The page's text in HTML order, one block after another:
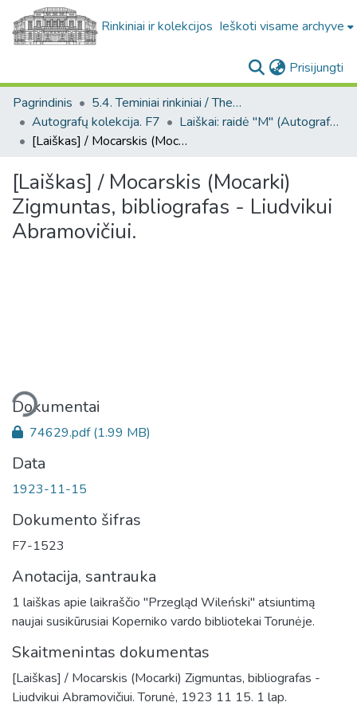
Rinkiniai ir kolekcijos Ieškoti visame archyve
Prisijungti
Pagrindinis
5.4. Teminiai rinkiniai / Thematic collections
Autografų kolekcija. F7
Laiškai: raidė "M" (Autografų kolekcija. F7)
[Laiškas] / Mocarskis (Mocarki) Zigmuntas, bibliografas - Liudvikui Abramovičiui.
[Laiškas] / Mocarskis (Mocarki)
Zigmuntas, bibliografas - Liudvikui
Abramovičiui.
Dokumentai
74629.pdf(1.99 MB)
Data
1923-11-15
Dokumento šifras
F7-1523
Anotacija, santrauka
1 laiškas apie laikraščio "Przegląd Wileński" atsiuntimą
naujai susikūrusiai Koperniko vardo bibliotekai Torunėje.
Skaitmenintas dokumentas
[Laiškas] / Mocarskis (Mocarki) Zigmuntas, bibliografas -
Liudvikui Abramovičiui. Torunė, 1923 11 15. 1 lap.